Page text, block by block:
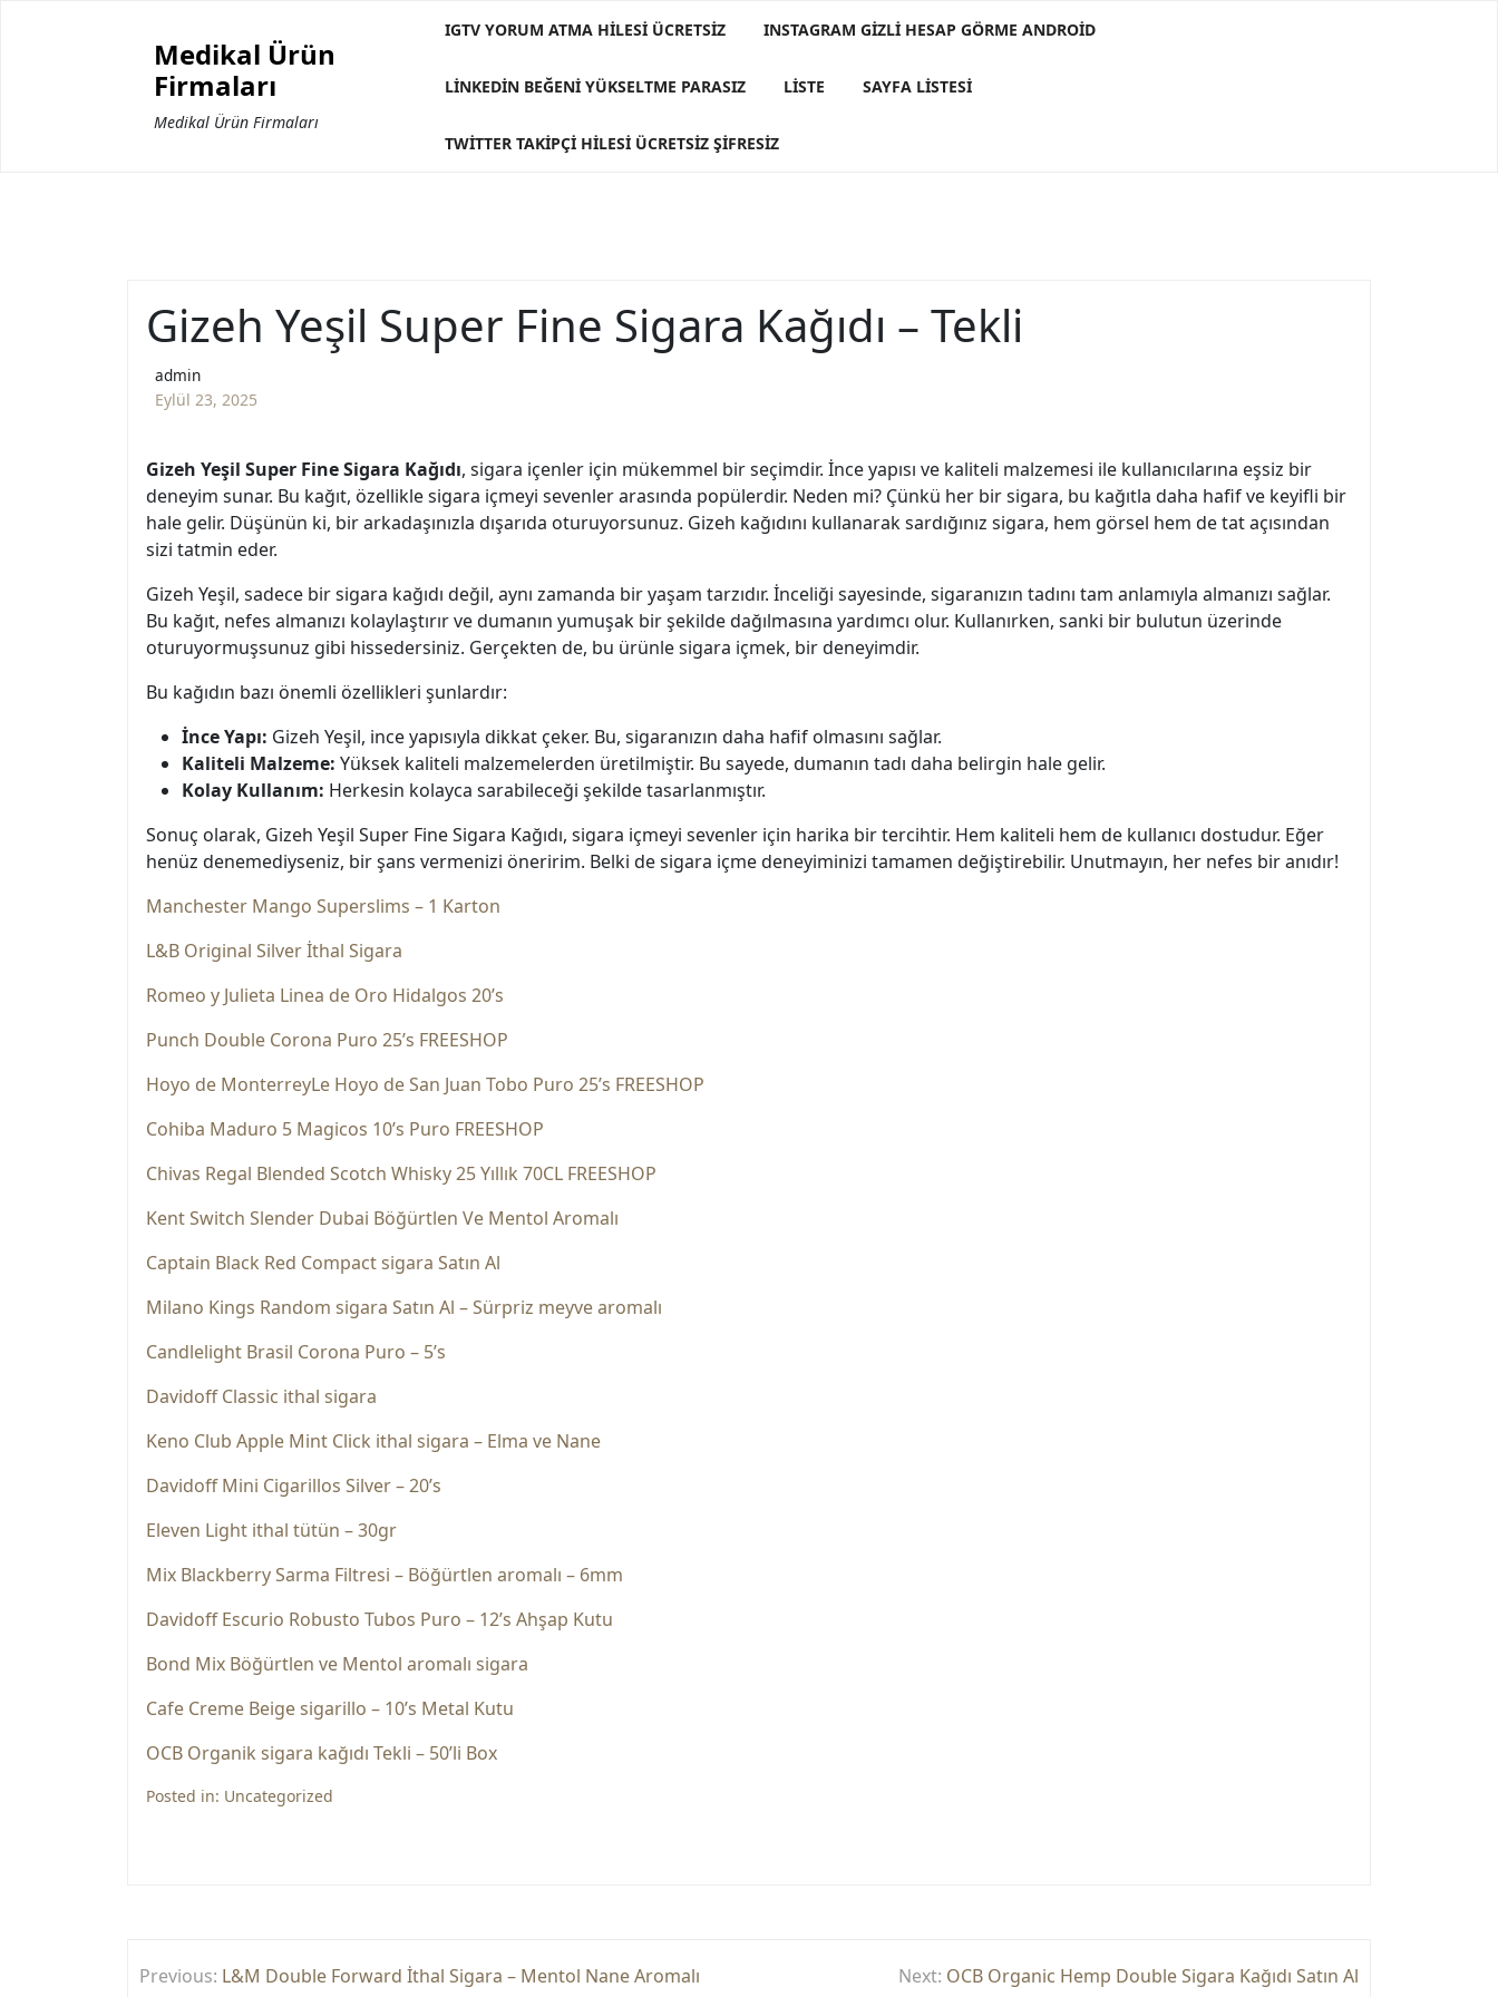
Medikal Ürün
Firmaları
Medikal Ürün Firmaları
IGTV YORUM ATMA HILESI ÜCRETSIZ INSTAGRAM GIZLI HESAP GÖRME ANDROID
LINKEDIN BEĞENI YÜKSELTME PARASIZ LISTE SAYFA LISTESI
TWITTER TAKIPÇI HILESI ÜCRETSIZ ŞIFRESIZ
Gizeh Yeşil Super Fine Sigara Kağıdı – Tekli
admin
Eylül 23, 2025
Gizeh Yeşil Super Fine Sigara Kağıdı, sigara içenler için mükemmel bir seçimdir. İnce yapısı ve kaliteli malzemesi ile kullanıcılarına eşsiz bir
deneyim sunar. Bu kağıt, özellikle sigara içmeyi sevenler arasında popülerdir. Neden mi? Çünkü her bir sigara, bu kağıtla daha hafif ve keyifli bir
hale gelir. Düşünün ki, bir arkadaşınızla dışarıda oturuyorsunuz. Gizeh kağıdını kullanarak sardığınız sigara, hem görsel hem de tat açısından
sizi tatmin eder.
Gizeh Yeşil, sadece bir sigara kağıdı değil, aynı zamanda bir yaşam tarzıdır. İnceliği sayesinde, sigaranızın tadını tam anlamıyla almanızı sağlar.
Bu kağıt, nefes almanızı kolaylaştırır ve dumanın yumuşak bir şekilde dağılmasına yardımcı olur. Kullanırken, sanki bir bulutun üzerinde
oturuyormuşsunuz gibi hissedersiniz. Gerçekten de, bu ürünle sigara içmek, bir deneyimdir.
Bu kağıdın bazı önemli özellikleri şunlardır:
İnce Yapı: Gizeh Yeşil, ince yapısıyla dikkat çeker. Bu, sigaranızın daha hafif olmasını sağlar.
Kaliteli Malzeme: Yüksek kaliteli malzemelerden üretilmiştir. Bu sayede, dumanın tadı daha belirgin hale gelir.
Kolay Kullanım: Herkesin kolayca sarabileceği şekilde tasarlanmıştır.
Sonuç olarak, Gizeh Yeşil Super Fine Sigara Kağıdı, sigara içmeyi sevenler için harika bir tercihtir. Hem kaliteli hem de kullanıcı dostudur. Eğer
henüz denemediyseniz, bir şans vermenizi öneririm. Belki de sigara içme deneyiminizi tamamen değiştirebilir. Unutmayın, her nefes bir anıdır!
Manchester Mango Superslims – 1 Karton
L&B Original Silver İthal Sigara
Romeo y Julieta Linea de Oro Hidalgos 20’s
Punch Double Corona Puro 25’s FREESHOP
Hoyo de MonterreyLe Hoyo de San Juan Tobo Puro 25’s FREESHOP
Cohiba Maduro 5 Magicos 10’s Puro FREESHOP
Chivas Regal Blended Scotch Whisky 25 Yıllık 70CL FREESHOP
Kent Switch Slender Dubai Böğürtlen Ve Mentol Aromalı
Captain Black Red Compact sigara Satın Al
Milano Kings Random sigara Satın Al – Sürpriz meyve aromalı
Candlelight Brasil Corona Puro – 5’s
Davidoff Classic ithal sigara
Keno Club Apple Mint Click ithal sigara – Elma ve Nane
Davidoff Mini Cigarillos Silver – 20’s
Eleven Light ithal tütün – 30gr
Mix Blackberry Sarma Filtresi – Böğürtlen aromalı – 6mm
Davidoff Escurio Robusto Tubos Puro – 12’s Ahşap Kutu
Bond Mix Böğürtlen ve Mentol aromalı sigara
Cafe Creme Beige sigarillo – 10’s Metal Kutu
OCB Organik sigara kağıdı Tekli – 50’li Box
Posted in: Uncategorized
Yazı
Previous: L&M Double Forward İthal Sigara – Mentol Nane Aromalı Next: OCB Organic Hemp Double Sigara Kağıdı Satın Al